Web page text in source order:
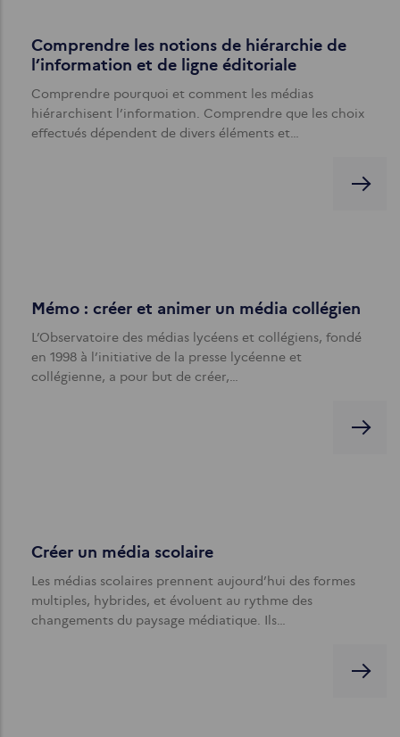
Comprendre les notions de hiérarchie de
l’information et de ligne éditoriale
Comprendre pourquoi et comment les médias
hiérarchisent l’information. Comprendre que les choix
effectués dépendent de divers éléments et…
Mémo : créer et animer un média collégien
L’Observatoire des médias lycéens et collégiens, fondé
en 1998 à l’initiative de la presse lycéenne et
collégienne, a pour but de créer,…
Créer un média scolaire
Les médias scolaires prennent aujourd’hui des formes
multiples, hybrides, et évoluent au rythme des
changements du paysage médiatique. Ils…